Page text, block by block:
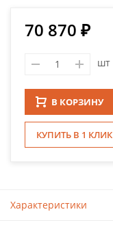
70 870 ₽
шт
В КОРЗИНУ
КУПИТЬ В 1 КЛИК
Характеристики